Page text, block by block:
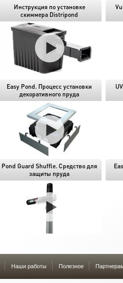
Инструкция по установке
cкиммера Distripond
Easy Pond. Процесс установки
декоративного пруда
Pond Guard Shuffle. Средство для
защиты пруда
Наши работы Полезное